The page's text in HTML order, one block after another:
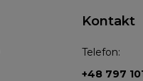
Kontakt
Telefon:
+48 797